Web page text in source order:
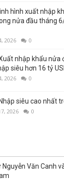
hình xuất nhập
nửa đầu tháng
2026 0
nhập khẩu
siêu hơn 16 tỷ
2026 0
siêu cao nhất
2026 0
Nguyễn Văn Canh